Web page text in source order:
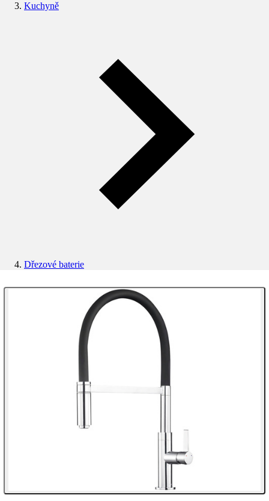
Kuchyně
Dřezové baterie